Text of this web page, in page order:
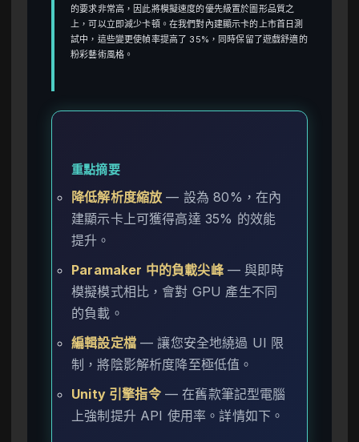
的要求非常高，因此將模擬速度的優先級置於圖形品質之
上，可以立即減少卡頓。在我們對內建顯示卡的上市首日測
試中，這些變更使幀率提高了 35%，同時保留了遊戲舒適的
粉彩藝術風格。
重點摘要
降低解析度縮放 — 設為 80%，在內
建顯示卡上可獲得高達 35% 的效能
提升。
Paramaker 中的負載尖峰— 與即時
模擬模式相比，會對 GPU 產生不同
的負載。
編輯設定檔— 讓您安全地繞過 UI 限
制，將陰影解析度降至極低值。
Unity 引擎指令— 在舊款筆記型電腦
上強制提升 API 使用率。詳情如下。